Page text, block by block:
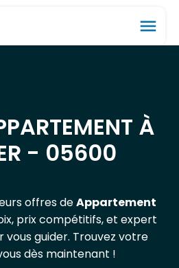
menu
À
- 05600
offres deAppartement
prix compétitifs, et expert
vous guider. Trouvez votre
dès maintenant !